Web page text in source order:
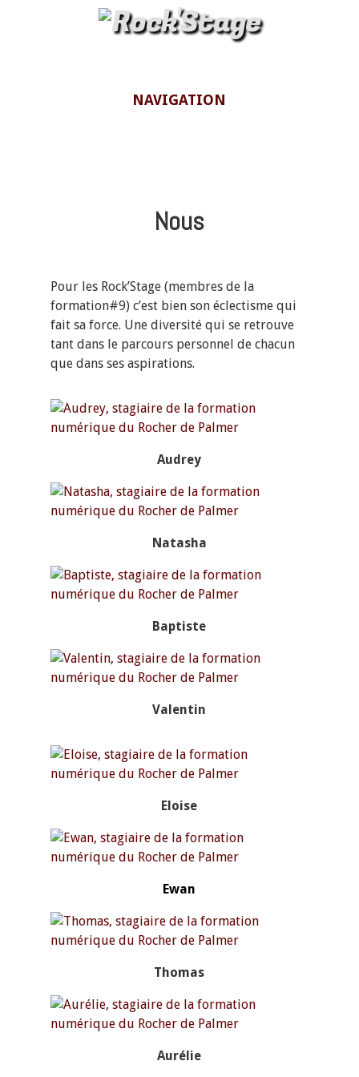
NAVIGATION
La Formation
FAQ
Nous
Pour les Rock’Stage (membres de la
formation#9) c’est bien son éclectisme qui
fait sa force. Une diversité qui se retrouve
tant dans le parcours personnel de chacun
que dans ses aspirations.
Audrey
Natasha
Baptiste
Valentin
Eloise
Ewan
Thomas
Aurélie